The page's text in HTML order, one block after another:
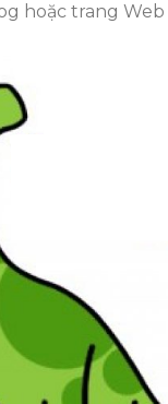
hoặc trang Web